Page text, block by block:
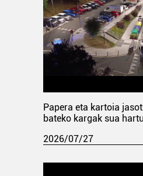
Papera eta kartoia
bateko kargak sua
2026/07/27